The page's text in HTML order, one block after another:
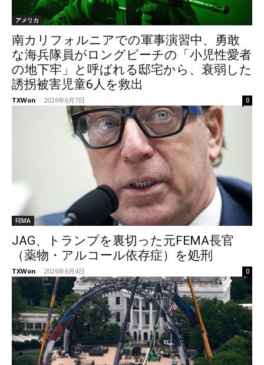
アメリカ
南カリフォルニアでの軍事演習中、勇敢
な海兵隊員がロングビーチの「小児性愛者
の地下牢」と呼ばれる邸宅から、衰弱した
誘拐被害児童6人を救出
TXWon - 2026年6月7日 0
FEMA
JAG、トランプを裏切った元FEMA長官
（薬物・アルコール依存症）を処刑
TXWon - 2026年6月4日 0